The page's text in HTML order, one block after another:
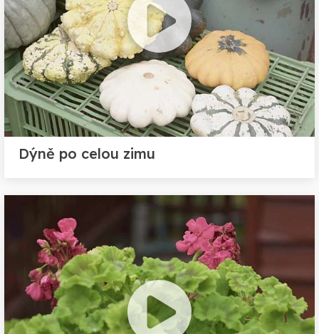
Dýně po celou zimu